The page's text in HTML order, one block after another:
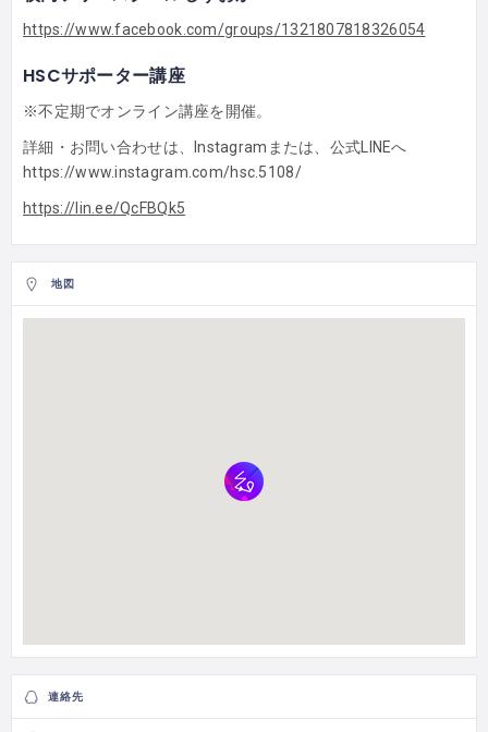
https://www.facebook.com/groups/1321807818326054
HSCサポーター講座
※不定期でオンライン講座を開催。
詳細・お問い合わせは、Instagramまたは、公式LINEへ
https://www.instagram.com/hsc.5108/
https://lin.ee/QcFBQk5
地図
連絡先